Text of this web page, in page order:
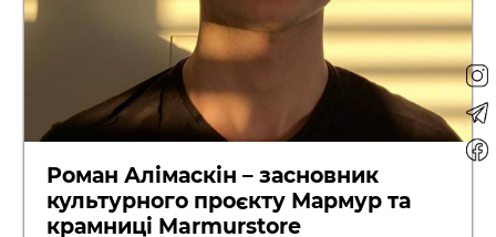
Роман Алімаскін – засновник
культурного проєкту Мармур та
крамниці Marmurstore